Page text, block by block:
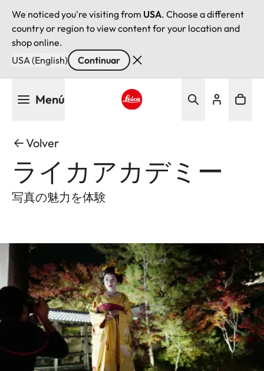
We noticed you're visiting from USA. Choose a different
country or region to view content for your location and
shop online.
USA (English)
Continuar
Menú
Volver
ライカアカデミー
写真の魅力を体験